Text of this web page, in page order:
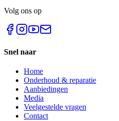
Volg ons op
Snel naar
Home
Onderhoud & reparatie
Aanbiedingen
Media
Veelgestelde vragen
Contact